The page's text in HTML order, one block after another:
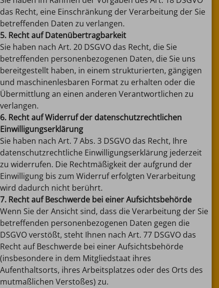
das Recht, eine Einschränkung der Verarbeitung der Sie
betreffenden Daten zu verlangen.
5. Recht auf Datenübertragbarkeit
Sie haben nach Art. 20 DSGVO das Recht, die Sie
betreffenden personenbezogenen Daten, die Sie uns
bereitgestellt haben, in einem strukturierten, gängigen
und maschinenlesbaren Format zu erhalten oder die
Übermittlung an einen anderen Verantwortlichen zu
verlangen.
6. Recht auf Widerruf der datenschutzrechtlichen
Einwilligungserklärung
Sie haben nach Art. 7 Abs. 3 DSGVO das Recht, Ihre
datenschutzrechtliche Einwilligungserklärung jederzeit
zu widerrufen. Die Rechtmäßigkeit der aufgrund der
Einwilligung bis zum Widerruf erfolgten Verarbeitung
wird dadurch nicht berührt.
7. Recht auf Beschwerde bei einer Aufsichtsbehörde
Wenn Sie der Ansicht sind, dass die Verarbeitung der Sie
betreffenden personenbezogenen Daten gegen die
DSGVO verstößt, steht Ihnen nach Art. 77 DSGVO das
Recht auf Beschwerde bei einer Aufsichtsbehörde
(insbesondere in dem Mitgliedstaat ihres
Aufenthaltsorts, ihres Arbeitsplatzes oder des Orts des
mutmaßlichen Verstoßes) zu.